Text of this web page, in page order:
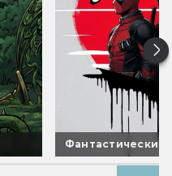
Фантастические